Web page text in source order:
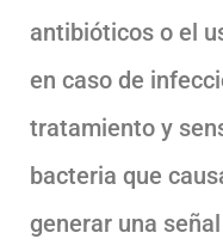
antibióticos o el
en caso de
tratamiento y
bacteria que
generar una